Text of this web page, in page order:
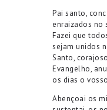
Pai santo,
enraizados no
Fazei que
sejam unidos
Santo,
Evangelho,
os dias o
Abençoai os